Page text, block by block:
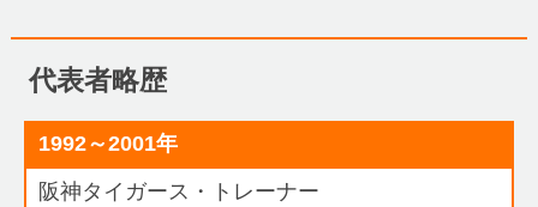
代表者略歴
1992～2001年
阪神タイガース・トレーナー